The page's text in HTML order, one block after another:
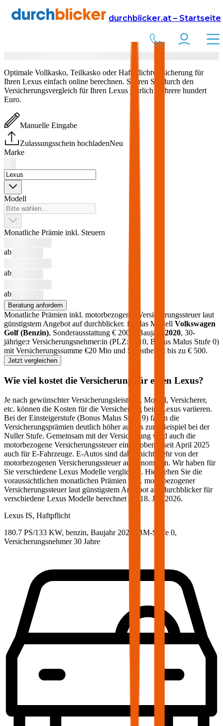
durchblicker.at – Startseite
Versicherung Autoversicherung
Versicherung vergleichen & abschließen
Optimale Vollkasko, Teilkasko oder Haftpflichtversicherung für
Ihren Lexus einfach online berechnen. Sparen Sie durch den
Versicherungsvergleich für Ihren Lexus jährlich mehrere hundert
Euro.
Manuelle Eingabe
Zulassungsschein hochladenNeu
Marke
Modell
Monatliche Prämie inkl. Steuern
ab
ab
ab
Beratung anfordern
Monatliche Prämien inkl. motorbezogener Versicherungssteuer laut
günstigstem Angebot auf durchblicker. für das Modell Volkswagen
Golf(Benzin), Sonderausstattung € 2000 , Baujahr 2020, 30-
jährige:r Versicherungsnehmer:in (PLZ:
1010, Bonus Malus Stufe 0)
mit Versicherungssumme €20 Mio und Selbstbehalt bis zu € 500.
Jetzt vergleichen
Wie viel kostet die Versicherung für einen Lexus?
Je nach gewünschter Versicherungsleistung, Modell, Versicherer,
etc. können die Kosten für die Versicherung beim
Lexus variieren.
Bei der Einsteigerstufe (Bonus Malus Stufe 9) fallen die
Versicherungsprämien deutlich höher aus als zum Beispiel bei der
Nuller Stufe. Gemeinsam mit der Versicherung wird auch die
motorbezogene Versicherungssteuer eingehoben – seit April 2025
auch für E-Fahrzeuge. E-Autos sind daher nicht mehr von der
motorbezogenen Versicherungssteuer ausgenommen. Wir haben für
Sie verschiedene Lexus Modelle verglichen. Hier sehen Sie die
voraussichtlichen monatlichen Prämien inkl. motorbezogener
Versicherungssteuer laut günstigstem Angebot auf durchblicker für
verschiedene Lexus Modelle berechnet am 18. Juli 2026.
Lexus IS, Haftpflicht
180.7 PS/133 KW, benzin, Baujahr 2020,
BM-Stufe 0,
Versicherungsnehmer 30 Jahre